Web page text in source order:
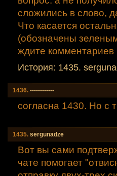
сложились в слово,
Что касается
(обозначены
ждите
История: 1435.
1436. ------------
согласна 1430. Но с
1435. sergunadze
Вот вы сами
чате помогает